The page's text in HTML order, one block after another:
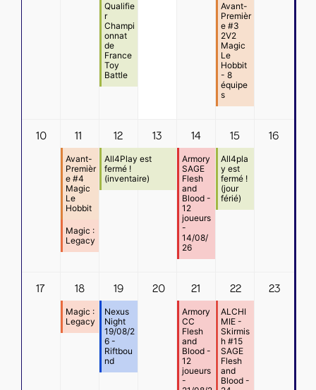
Qualifie
r
Champi
onnat
de
France
Toy
Battle
Avant-
Premièr
e #3
2V2
Magic
Le
Hobbit
- 8
équipe
s
10 11
Avant-
Premièr
e #4
Magic
Le
Hobbit
Magic :
Legacy
12
All4Play est
fermé !
(inventaire)
13 14
Armory
SAGE
Flesh
and
Blood -
12
joueurs
-
14/08/
26
15
All4pla
y est
fermé !
(jour
férié)
16
17 18
Magic :
Legacy
19
Nexus
Night
19/08/2
6 -
Riftbou
nd
20 21
Armory
CC
Flesh
and
Blood -
12
joueurs
-
22
ALCHI
MIE -
Skirmis
h #15
SAGE
Flesh
and
Blood -
23